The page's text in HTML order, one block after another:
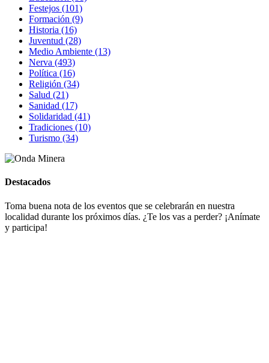
Festejos (101)
Formación (9)
Historia (16)
Juventud (28)
Medio Ambiente (13)
Nerva (493)
Política (16)
Religión (34)
Salud (21)
Sanidad (17)
Solidaridad (41)
Tradiciones (10)
Turismo (34)
Destacados
Toma buena nota de los eventos que se celebrarán en nuestra
localidad durante los próximos días. ¿Te los vas a perder? ¡Anímate
y participa!